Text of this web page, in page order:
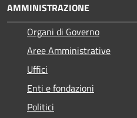
AMMINISTRAZIONE
Organi di Governo
Aree Amministrative
Uffici
Enti e fondazioni
Politici